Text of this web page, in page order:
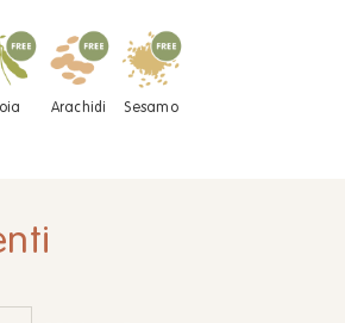
Arachidi Sesamo